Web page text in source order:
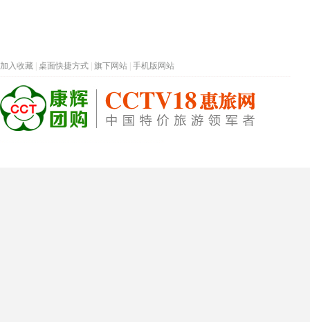
加入收藏 桌面快捷方式 旗下网站 手机版网站